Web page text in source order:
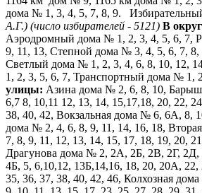
дома № 1, 3, 4, 5, 7, 8, 9.
А.Г.) (число избирателей - 5121) В
Аэродромный дома № 1, 2, 3, 4, 5, 6, 7,
9, 11, 13, Степной дома № 3, 4, 5, 6, 7, 8,
Светлый дома № 1, 2, 3, 4, 6, 8, 10, 12,
1, 2, 3, 5, 6, 7, Транспортный дома № 1,
улицы: Азина дома № 2, 6, 8, 10,
6,7 8, 10,11 12, 13, 14, 15,17,18, 20, 22,
38, 40, 42, Вокзальная дома № 6, 6А, 8,
дома № 2, 4, 6, 8, 9, 11, 14, 16, 18,
7, 8, 9, 11, 12, 13, 14, 15, 17, 18, 19, 20,
Драгунова дома № 2, 2А, 2Б, 2В, 2Г,
4Б, 5, 6,10,12, 13Б,14,16, 18, 20, 20А, 22,
35, 36, 37, 38, 40, 42, 46, Колхозная